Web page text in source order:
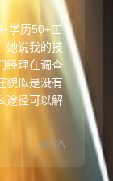
学历50+工
她说我的技
经理在调查
貌似是没有
途径可以解
@TA